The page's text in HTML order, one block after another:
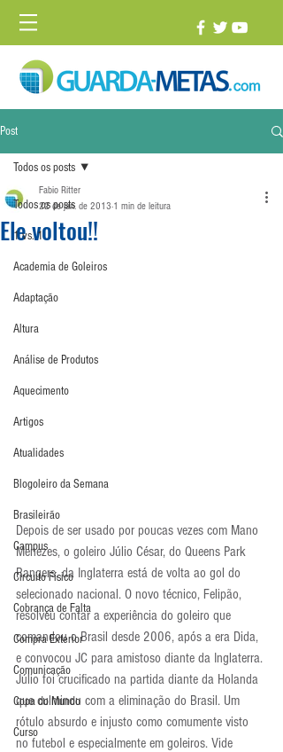
Post
Todos os posts
1 vs. 1
Academia de Goleiros
Adaptação
Altura
Análise de Produtos
Aquecimento
Artigos
Atualidades
Blogoleiro da Semana
Brasileirão
Campus
Circuito Físico
Cobrança de Falta
Compra Exterior
Comunicação
Copa do Mundo
Curso
Todos os posts
Ele voltou!!
Fabio Ritter
22 de jan. de 2013 1 min de leitura
Depois de ser usado por poucas vezes com Mano
Menezes, o goleiro Júlio César, do Queens Park
Rangers, da Inglaterra está de volta ao gol do
selecionado nacional. O novo técnico, Felipão,
resolveu contar a experiência do goleiro que
comandou o Brasil desde 2006, após a era Dida,
e convocou JC para amistoso diante da Inglaterra.
Júlio foi crucificado na partida diante da Holanda
que culminou com a eliminação do Brasil. Um
rótulo absurdo e injusto como comumente visto
no futebol e especialmente em goleiros. Vide